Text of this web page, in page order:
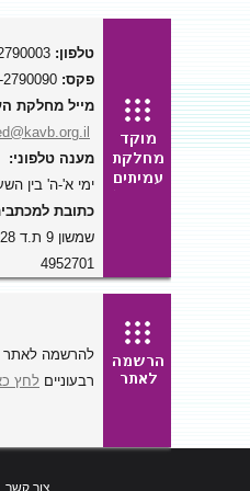
טלפון:
פקס:
מייל מחלקת
מענה טלפוני:
ימי א'-ה' בין השעות
כתובת
4952701
להרשמה לאתר
רבעוניים לחץ
צור קשר